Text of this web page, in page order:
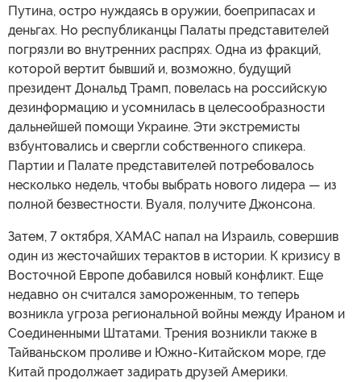
Путина, остро нуждаясь в оружии, боеприпасах и
деньгах. Но республиканцы Палаты представителей
погрязли во внутренних распрях. Одна из фракций,
которой вертит бывший и, возможно, будущий
президент Дональд Трамп, повелась на российскую
дезинформацию и усомнилась в целесообразности
дальнейшей помощи Украине. Эти экстремисты
взбунтовались и свергли собственного спикера.
Партии и Палате представителей потребовалось
несколько недель, чтобы выбрать нового лидера — из
полной безвестности. Вуаля, получите Джонсона.
Затем, 7 октября, ХАМАС напал на Израиль, совершив
один из жесточайших терактов в истории. К кризису в
Восточной Европе добавился новый конфликт. Еще
недавно он считался замороженным, то теперь
возникла угроза региональной войны между Ираном и
Соединенными Штатами. Трения возникли также в
Тайваньском проливе и Южно-Китайском море, где
Китай продолжает задирать друзей Америки.